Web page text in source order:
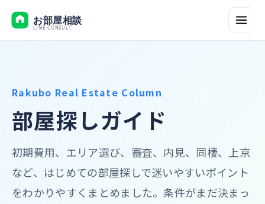
Rakubo Real Estate Column
部屋探しガイド
初期費用、エリア選び、審査、内見、同棲、上京
など、はじめての部屋探しで迷いやすいポイント
をわかりやすくまとめました。条件がまだ決まっ